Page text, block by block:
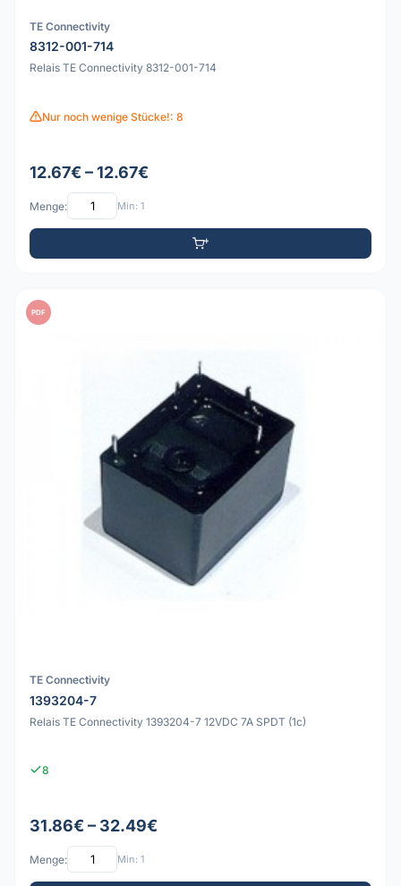
TE Connectivity
8312-001-714
Relais TE Connectivity 8312-001-714
Nur noch wenige Stücke!: 8
12.67€ – 12.67€
Menge: Min: 1
PDF
TE Connectivity
1393204-7
Relais TE Connectivity 1393204-7 12VDC 7A SPDT (1c)
8
31.86€ – 32.49€
Menge: Min: 1